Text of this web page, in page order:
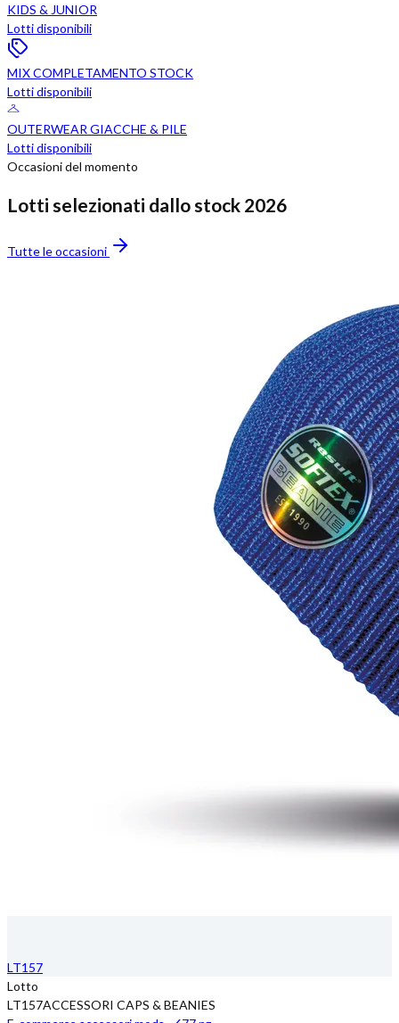
KIDS & JUNIOR
Lotti disponibili
MIX COMPLETAMENTO STOCK
Lotti disponibili
OUTERWEAR GIACCHE & PILE
Lotti disponibili
Occasioni del momento
Lotti selezionati dallo stock 2026
Tutte le occasioni